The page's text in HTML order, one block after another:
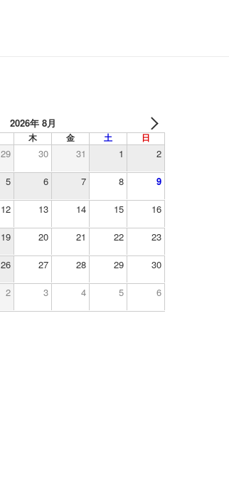
2026年 8月
木 金 土 日
29 30 31 1 2
5 6 7 8 9
12 13 14 15 16
19 20 21 22 23
26 27 28 29 30
2 3 4 5 6